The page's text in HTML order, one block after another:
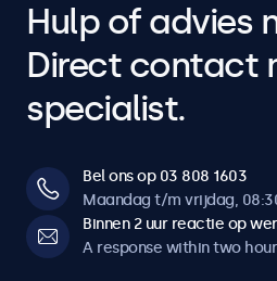
Hulp of advies
Direct contact
specialist.
Bel ons op 03 808 1603
Maandag t/m vrijdag,
Binnen 2 uur reactie op
A response within two